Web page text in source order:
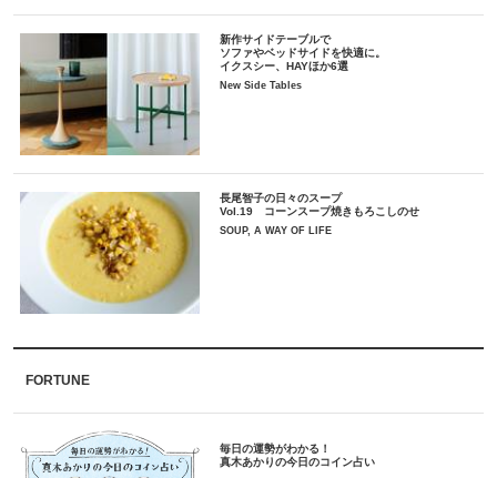
新作サイドテーブルで
ソファやベッドサイドを快適に。
イクスシー、HAYほか6選
New Side Tables
長尾智子の日々のスープ
Vol.19 コーンスープ焼きもろこしのせ
SOUP, A WAY OF LIFE
FORTUNE
毎日の運勢がわかる！